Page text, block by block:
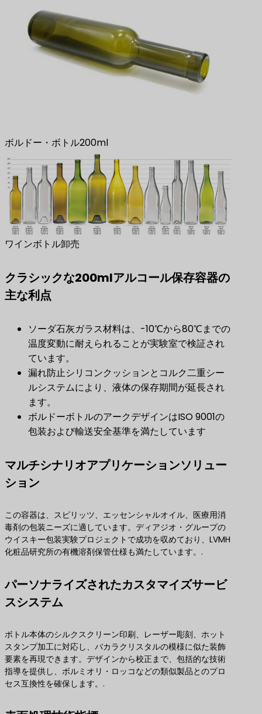
ボルドー・ボトル200ml
ワインボトル卸売
クラシックな200mlアルコール保存容器の
主な利点
ソーダ石灰ガラス材料は、-10℃から80℃までの
温度変動に耐えられることが実験室で検証され
ています。
漏れ防止シリコンクッションとコルク二重シー
ルシステムにより、液体の保存期間が延長され
ます。
ボルドーボトルのアークデザインはISO 9001の
包装および輸送安全基準を満たしています
マルチシナリオアプリケーションソリュー
ション
この容器は、スピリッツ、エッセンシャルオイル、医療用消
毒剤の包装ニーズに適しています。ディアジオ・グループの
ウイスキー包装実験プロジェクトで成功を収めており、LVMH
化粧品研究所の有機溶剤保管仕様も満たしています。.
パーソナライズされたカスタマイズサービ
スシステム
ボトル本体のシルクスクリーン印刷、レーザー彫刻、ホット
スタンプ加工に対応し、バカラクリスタルの模様に似た装飾
要素を再現できます。デザインから校正まで、包括的な技術
指導を提供し、ボルミオリ・ロッコなどの類似製品とのプロ
セス互換性を確保します。.